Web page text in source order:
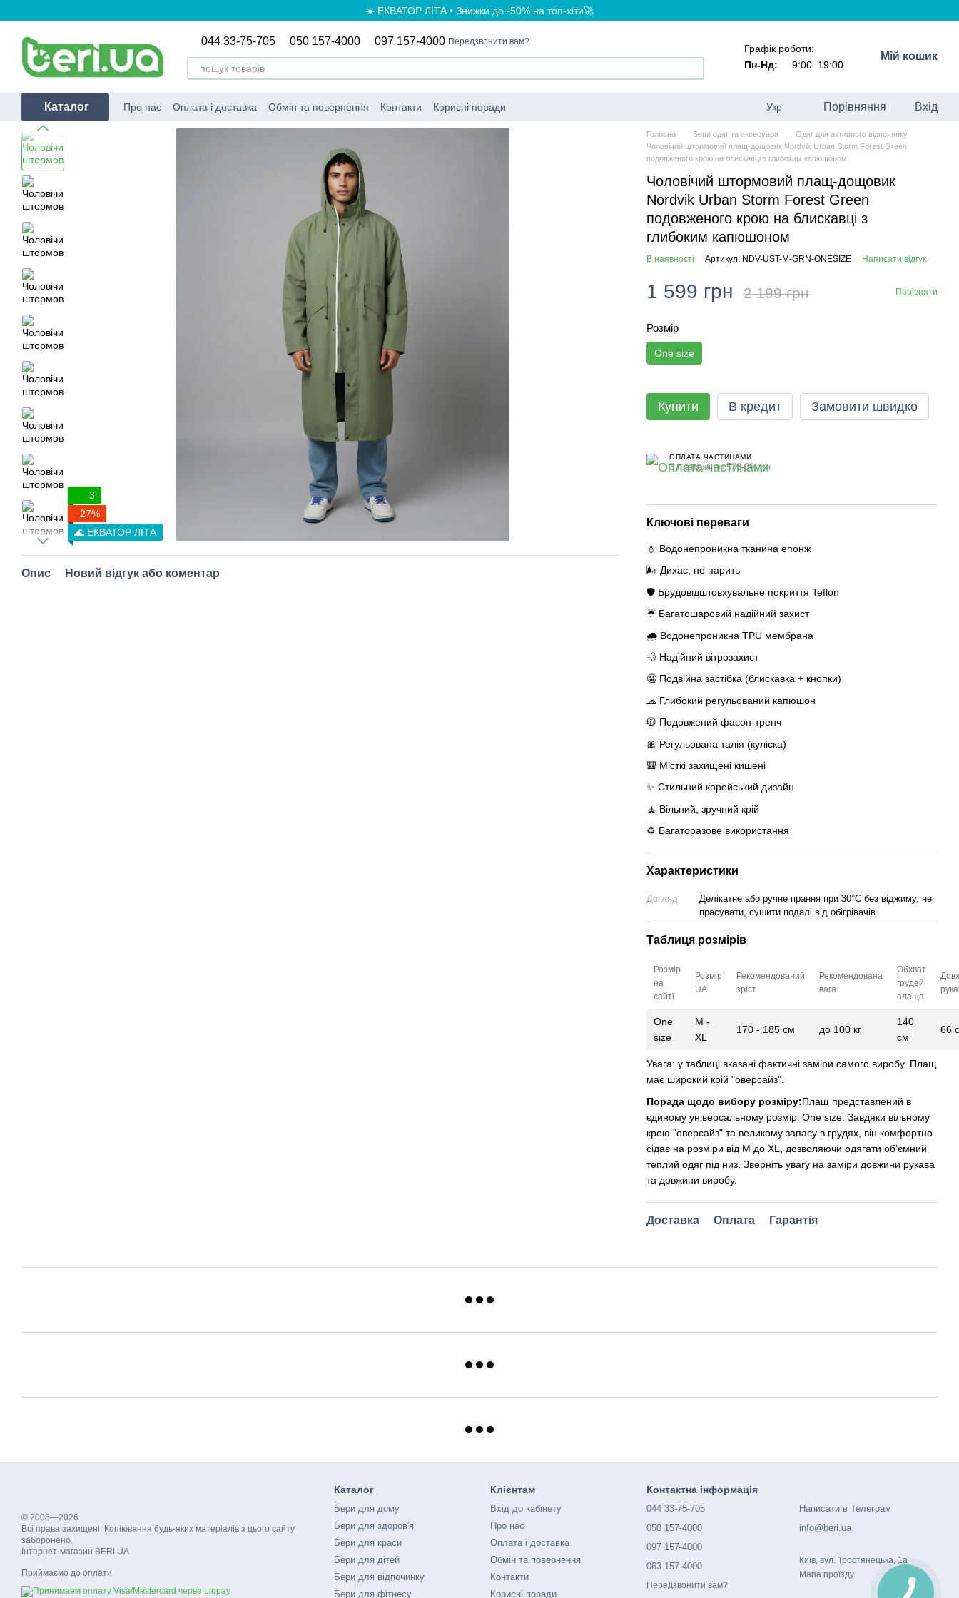
☀️ ЕКВАТОР ЛІТА • Знижки до -50% на топ-хіти🚀
044 33-75-705 050 157-4000 097 157-4000 Передзвонити вам?
Графік роботи:
Пн-Нд:
9:00–19:00
Мій кошик
Каталог Про нас Оплата і доставка Обмін та повернення Контакти Корисні поради Укр Порівняння Вхід
3
−27%
🌊 ЕКВАТОР ЛІТА
Опис Новий відгук або коментар
Головна Бери одяг та аксесуари
Одяг для активного відпочинку
Чоловічий штормовий плащ-дощовик Nordvik Urban Storm Forest Green
подовженого крою на блискавці з глибоким капюшоном
Чоловічий штормовий плащ-дощовик
Nordvik Urban Storm Forest Green
подовженого крою на блискавці з
глибоким капюшоном
В наявності Артикул: NDV-UST-M-GRN-ONESIZE Написати відгук
1 599 грн 2 199 грн Порівняти
Розмір
One size
Купити В кредит Замовити швидко
ОПЛАТА ЧАСТИНАМИ
3 платежі по 533.00 грн
Ключові переваги
💧 Водонепроникна тканина епонж
🌬️ Дихає, не парить
🛡️ Брудовідштовхувальне покриття Teflon
☔ Багатошаровий надійний захист
🌧️ Водонепроникна TPU мембрана
💨 Надійний вітрозахист
🤐 Подвійна застібка (блискавка + кнопки)
🧢 Глибокий регульований капюшон
🧥 Подовжений фасон-тренч
🎀 Регульована талія (куліска)
🎒 Місткі захищені кишені
✨ Стильний корейський дизайн
🧘 Вільний, зручний крій
♻️ Багаторазове використання
Характеристики
Догляд
Делікатне або ручне прання при 30°C без віджиму, не
прасувати, сушити подалі від обігрівачів.
Таблиця розмірів
Розмір
на
сайті
Розмір
UA
Рекомендований
зріст
Рекомендована
вага
Обхват
грудей
плаща
One
size
M -
XL
170 - 185 см до 100 кг
140
см
66
Увага: у таблиці вказані фактичні заміри самого виробу. Плащ
має широкий крій "оверсайз".
Порада щодо вибору розміру:Плащ представлений в
єдиному універсальному розмірі One size. Завдяки вільному
крою "оверсайз" та великому запасу в грудях, він комфортно
сідає на розміри від M до XL, дозволяючи одягати об'ємний
теплий одяг під низ. Зверніть увагу на заміри довжини рукава
та довжини виробу.
Доставка Оплата Гарантія
© 2008—2026
Всі права захищені. Копіювання будь-яких матеріалів з цього сайту
заборонено.
Інтернет-магазин BERI.UA
Приймаємо до оплати
Каталог
Бери для дому
Бери для здоров'я
Бери для краси
Бери для дітей
Бери для відпочинку
Бери для фітнесу
Клієнтам
Вхід до кабінету
Про нас
Оплата і доставка
Обмін та повернення
Контакти
Корисні поради
Контактна інформація
044 33-75-705
050 157-4000
097 157-4000
063 157-4000
Передзвонити вам?
Написати в Телеграм
info@beri.ua
Київ, вул. Тростянецька, 1а
Мапа проїзду